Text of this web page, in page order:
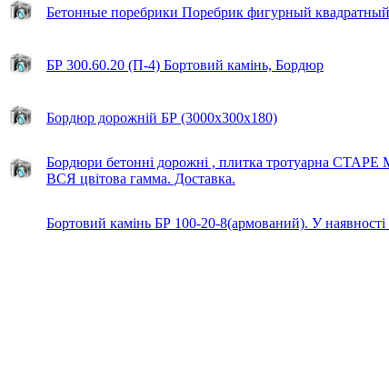
Бетонные поребрики Поребрик фигурный
БР 300.60.20 (П-4) Бортовий камінь, Бордюр
Бордюр дорожній БР (3000х300х180)
Бордюри бетонні дорожні , плитка тротуарна
ВСЯ цвітова гамма. Доставка.
Бортовий камінь БР 100-20-8(армований). У